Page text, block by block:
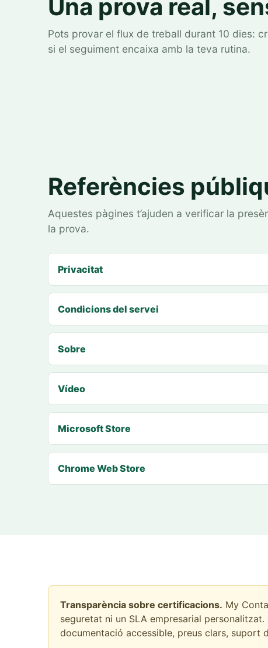
Una prova real,
Pots provar el flux de treball durant 10 dies:
si el seguiment encaixa amb la teva rutina.
Referències
Aquestes pàgines t’ajuden a verificar la
la prova.
Privacitat
Condicions del servei
Sobre
Vídeo
Microsoft Store
Chrome Web Store
Transparència sobre certificacions. My
seguretat ni un SLA empresarial
documentació accessible, preus clars,